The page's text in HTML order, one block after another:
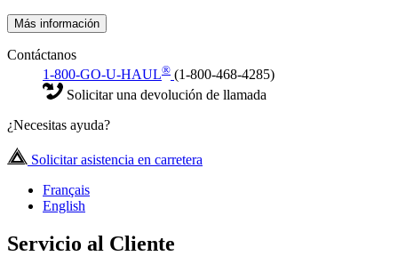
Más información
Contáctanos
1-800-GO-U-HAUL® (1-800-468-4285)
Solicitar una devolución de llamada
¿Necesitas ayuda?
Solicitar asistencia en carretera
Français
English
Servicio al Cliente